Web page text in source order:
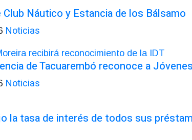
Club Náutico y Estancia de los Bálsamo
Noticias
de Tacuarembó reconoce a
Noticias
la tasa de interés de todos sus